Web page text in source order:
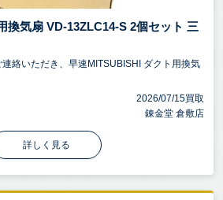
換気扇 VD-13ZLC14-S 2個セット 三
絡いただき、早速MITSUBISHI ダクト用換気
2026/07/15買取
錬金堂 倉敷店
詳しく見る